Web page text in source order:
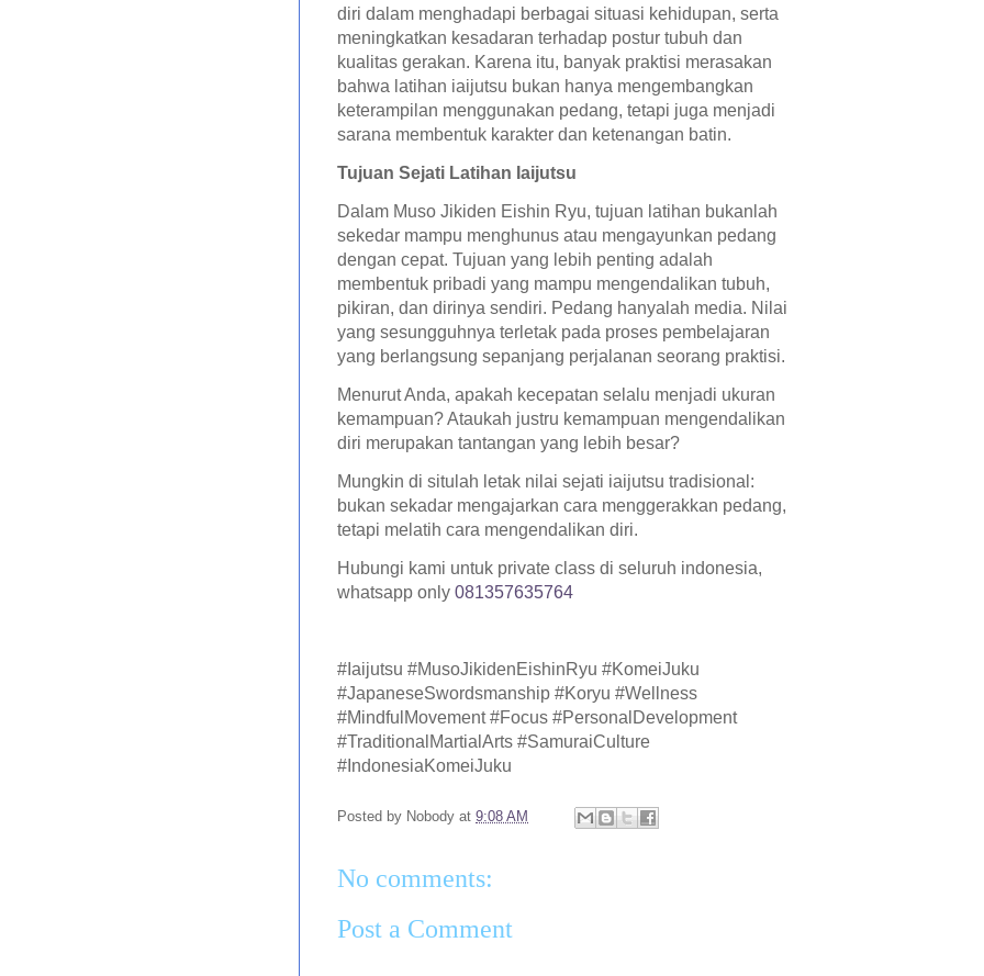
diri dalam menghadapi berbagai situasi kehidupan, serta
meningkatkan kesadaran terhadap postur tubuh dan
kualitas gerakan. Karena itu, banyak praktisi merasakan
bahwa latihan iaijutsu bukan hanya mengembangkan
keterampilan menggunakan pedang, tetapi juga menjadi
sarana membentuk karakter dan ketenangan batin.
Tujuan Sejati Latihan Iaijutsu
Dalam Muso Jikiden Eishin Ryu, tujuan latihan bukanlah
sekedar mampu menghunus atau mengayunkan pedang
dengan cepat. Tujuan yang lebih penting adalah
membentuk pribadi yang mampu mengendalikan tubuh,
pikiran, dan dirinya sendiri. Pedang hanyalah media. Nilai
yang sesungguhnya terletak pada proses pembelajaran
yang berlangsung sepanjang perjalanan seorang praktisi.
Menurut Anda, apakah kecepatan selalu menjadi ukuran
kemampuan? Ataukah justru kemampuan mengendalikan
diri merupakan tantangan yang lebih besar?
Mungkin di situlah letak nilai sejati iaijutsu tradisional:
bukan sekadar mengajarkan cara menggerakkan pedang,
tetapi melatih cara mengendalikan diri.
Hubungi kami untuk private class di seluruh indonesia,
whatsapp only 081357635764
#Iaijutsu #MusoJikidenEishinRyu #KomeiJuku
#JapaneseSwordsmanship #Koryu #Wellness
#MindfulMovement #Focus #PersonalDevelopment
#TraditionalMartialArts #SamuraiCulture
#IndonesiaKomeiJuku
Posted by Nobody at 9:08 AM
No comments:
Post a Comment